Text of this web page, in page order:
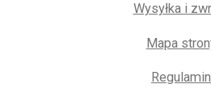
Wysyłka i
Mapa
Regulamin